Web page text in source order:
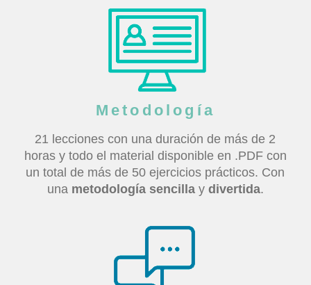
Metodología
21 lecciones con una duración de más de 2
horas y todo el material disponible en .PDF con
un total de más de 50 ejercicios prácticos. Con
una metodología sencillay divertida.